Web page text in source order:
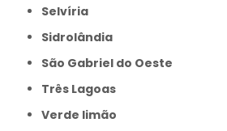
Selvíria
Sidrolândia
São Gabriel do Oeste
Três Lagoas
Verde limão